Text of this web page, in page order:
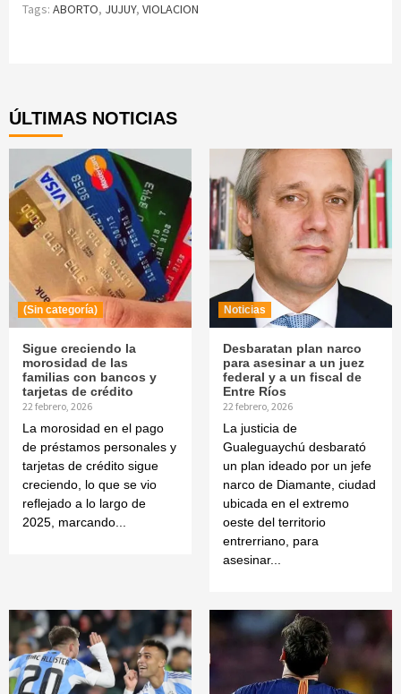
Tags: ABORTO, JUJUY, VIOLACION
ÚLTIMAS NOTICIAS
(Sin categoría)
Sigue creciendo la
morosidad de las
familias con bancos y
tarjetas de crédito
22 febrero, 2026
La morosidad en el pago
de préstamos personales y
tarjetas de crédito sigue
creciendo, lo que se vio
reflejado a lo largo de
2025, marcando...
Noticias
Desbaratan plan narco
para asesinar a un juez
federal y a un fiscal de
Entre Ríos
22 febrero, 2026
La justicia de
Gualeguaychú desbarató
un plan ideado por un jefe
narco de Diamante, ciudad
ubicada en el extremo
oeste del territorio
entrerriano, para
asesinar...